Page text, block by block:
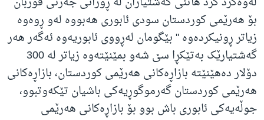
بۆ هەرێمی کوردستان سودی ئابوری هەبووە لەو ڕوەوە
زیاتر ڕونیکردەوە " بێگومان له‌ڕووی ئابوریه‌وه‌ ئه‌گه‌ر هه‌ر
گه‌شتیارێک به‌تێکڕا سێ شه‌و بمێنێته‌وه‌ زیاتر له‌ 300
دۆلار ده‌هێنێته‌ بازاڕه‌کانی هه‌رێمی کوردستان، بازاڕه‌کانی
هه‌رێمی کوردستان گه‌رموگوڕیه‌کی باشیان تێکه‌وتبوو،
جوڵه‌یه‌کی ئابوری باش بوو بۆ بازاڕه‌کانی هه‌رێمی